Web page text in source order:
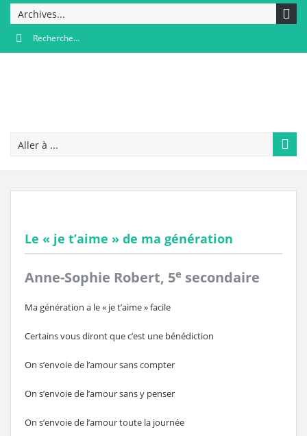
Archives...
Aller à ...
Le « je t’aime » de ma génération
Anne-Sophie Robert, 5e secondaire
Ma génération a le « je t’aime » facile
Certains vous diront que c’est une bénédiction
On s’envoie de l’amour sans compter
On s’envoie de l’amour sans y penser
On s’envoie de l’amour toute la journée